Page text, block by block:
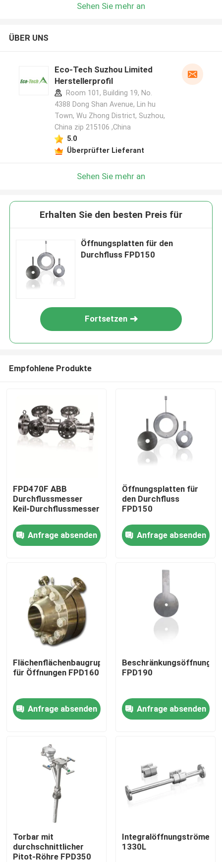
Startseite
Produkte
Videos
Über uns
Fabrik Tour
Kontakt
Referenzen
PSA-Gasgenerator
Psa-Sauerstoff-Generator
Sehen Sie mehr an
ÜBER UNS
Eco-Tech Suzhou Limited
Herstellerprofil
Room 101, Building 19, No.
4388 Dong Shan Avenue, Lin hu
Town, Wu Zhong District, Suzhou,
China zip 215106 ,China
5.0
Überprüfter Lieferant
Sehen Sie mehr an
Erhalten Sie den besten Preis für
Öffnungsplatten für den
Durchfluss FPD150
Fortsetzen
Empfohlene Produkte
FPD470F ABB
Durchflussmesser
Keil-Durchflussmesser
Anfrage absenden
Öffnungsplatten für
den Durchfluss
FPD150
Anfrage absenden
Flächenflächenbaugruppen
für Öffnungen FPD160
Anfrage absenden
FPD190
Anfrage absenden
Torbar mit
durchschnittlicher
Pitot-Röhre FPD350
1330L